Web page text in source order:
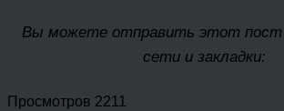
Вы можете отправить этот пост
сети и закладки:
Просмотров 2211